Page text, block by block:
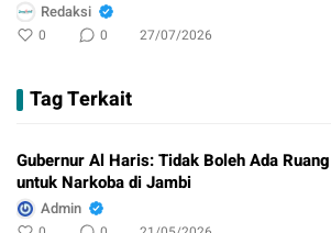
Redaksi
0 0 27/07/2026
Tag Terkait
Gubernur Al Haris: Tidak Boleh Ada Ruang
untuk Narkoba di Jambi
Admin